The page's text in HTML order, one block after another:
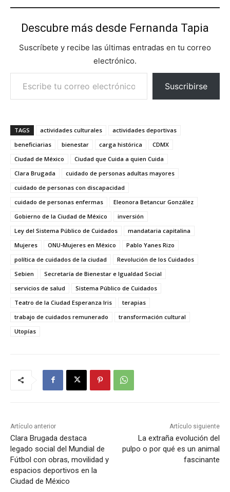
Descubre más desde Fernanda Tapia
Suscríbete y recibe las últimas entradas en tu correo
electrónico.
Escribe tu correo electrónico…
Suscribirse
TAGS actividades culturales
actividades deportivas
beneficiarias
bienestar carga histórica
CDMX
Ciudad de México
Ciudad que Cuida a quien Cuida
Clara Brugada
cuidado de personas adultas mayores
cuidado de personas con discapacidad
cuidado de personas enfermas
Eleonora Betancur González
Gobierno de la Ciudad de México
inversión
Ley del Sistema Público de Cuidados
mandataria capitalina
Mujeres
ONU-Mujeres en México
Pablo Yanes Rizo
política de cuidados de la ciudad
Revolución de los Cuidados
Sebien
Secretaría de Bienestar e Igualdad Social
servicios de salud
Sistema Público de Cuidados
Teatro de la Ciudad Esperanza Iris
terapias
trabajo de cuidados remunerado
transformación cultural
Utopías
Artículo anterior
Clara Brugada destaca
legado social del Mundial de
Fútbol con obras, movilidad y
espacios deportivos en la
Ciudad de México
Artículo siguiente
La extraña evolución del
pulpo o por qué es un animal
fascinante